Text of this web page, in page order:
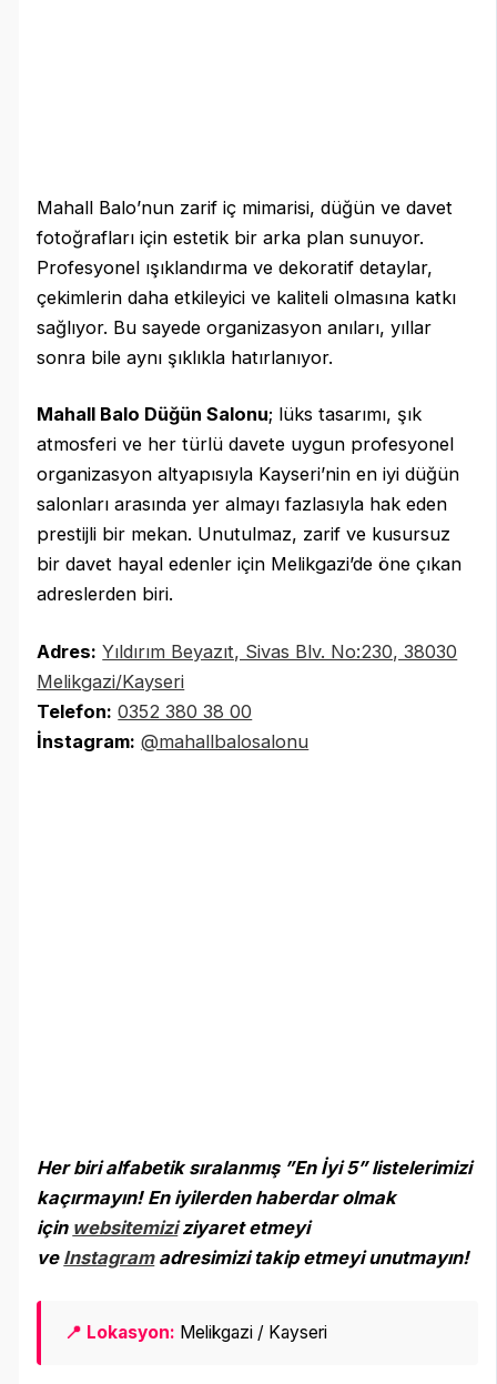
Mahall Balo’nun zarif iç mimarisi, düğün ve davet
fotoğrafları için estetik bir arka plan sunuyor.
Profesyonel ışıklandırma ve dekoratif detaylar,
çekimlerin daha etkileyici ve kaliteli olmasına katkı
sağlıyor. Bu sayede organizasyon anıları, yıllar
sonra bile aynı şıklıkla hatırlanıyor.
Mahall Balo Düğün Salonu; lüks tasarımı, şık
atmosferi ve her türlü davete uygun profesyonel
organizasyon altyapısıyla Kayseri’nin en iyi düğün
salonları arasında yer almayı fazlasıyla hak eden
prestijli bir mekan. Unutulmaz, zarif ve kusursuz
bir davet hayal edenler için Melikgazi’de öne çıkan
adreslerden biri.
Adres: Yıldırım Beyazıt, Sivas Blv. No:230, 38030
Melikgazi/Kayseri
Telefon: 0352 380 38 00
İnstagram: @mahallbalosalonu
Her biri alfabetik sıralanmış ”En İyi 5” listelerimizi
kaçırmayın! En iyilerden haberdar olmak
için websitemiziziyaret etmeyi
ve Instagramadresimizi takip etmeyi unutmayın!
📍 Lokasyon: Melikgazi / Kayseri